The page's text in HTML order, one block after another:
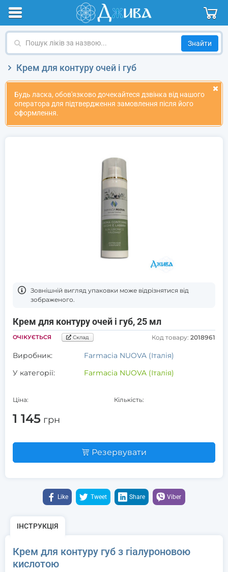
Пошук
назвою
Крем для контуру очей і губ
Будь ласка, обов'язково дочекайтеся дзвінка від нашого
оператора для підтвердження замовлення після його
оформлення.
Зовнішній вигляд упаковки може відрізнятися від
зображеного.
Крем для контуру очей і губ, 25 мл
ОЧІКУЄТЬСЯ Склад Код товару: 2018961
Виробник:
Farmacia NUOVA (Італія)
У категорії:
Farmacia NUOVA (Італія)
Ціна:
1 145 грн
Кількість:
Резервувати
Like Tweet Share Viber
ІНСТРУКЦІЯ
Крем для контуру губ з гіалуроновою
кислотою